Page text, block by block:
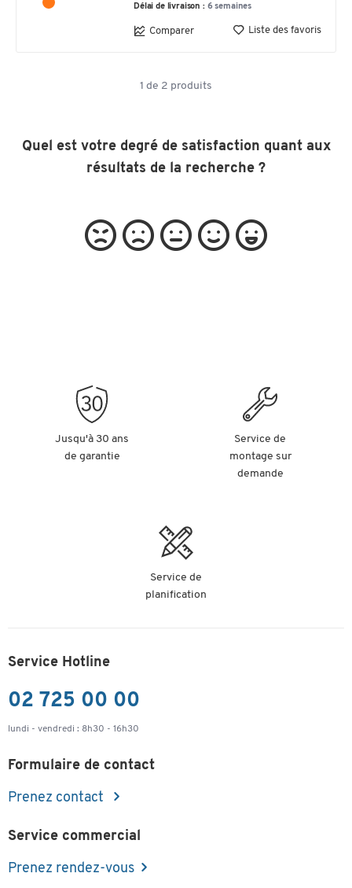
Délai de livraison : 6 semaines
Comparer Liste des favoris
1 de 2 produits
Quel est votre degré de satisfaction quant aux
résultats de la recherche ?
Jusqu'à 30 ans
de garantie
Service de
montage sur
demande
Service de
planification
Service Hotline
02 725 00 00
lundi - vendredi : 8h30 - 16h30
Formulaire de contact
Prenez contact
Service commercial
Prenez rendez-vous